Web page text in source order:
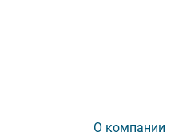
О компании